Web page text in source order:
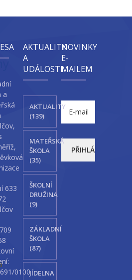
a
633
0100
AKTUALITY
A
UDÁLOSTI
AKTUALITY
(139)
MATEŘSKÁ
ŠKOLA
(35)
ŠKOLNÍ
DRUŽINA
(9)
ZÁKLADNÍ
ŠKOLA
(87)
JÍDELNA
NOVINKY
E-
MAILEM